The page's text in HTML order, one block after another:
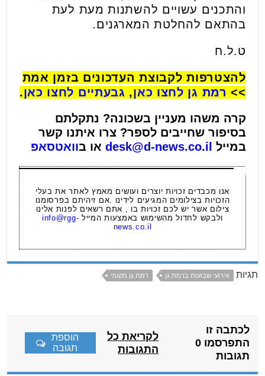
והתכנים עשויים להשתנות מעת לעת
בהתאם להחלטת המארגנים.
ט.ל.ח
להצטרפות לקבוצת העדכונים בזמן אמת
>> רמת גן לחצו כאן, גבעתיים לחצו כאן.
קרה משהו מעניין בשכונה? נתקלתם
בסיפור שחייבים לספר? צרו איתנו קשר
במייל desk@d-news.co.il או בוואטסאפ
אנו מכבדים זכויות יוצרים ועושים מאמץ לאתר את בעלי
הזכויות בצילומים המגיעים לידינו .אם זיהיתם בפרסומנו
צילום אשר יש לכם זכויות בו , אתם רשאים לפנות אלינו
ולבקש לחדול מהשימוש באמצעות המייל info@rgg-
news.co.il
תגיות אירועי שבועות ברמת גן רמת גן מקומי
לכתבה זו
התפרסמו 0
תגובות
לקריאת כל
התגובות
הוספת
תגובה